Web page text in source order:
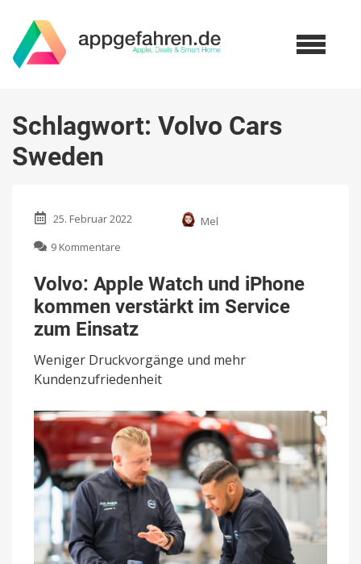
Schlagwort: Volvo Cars
Sweden
25. Februar 2022
Mel
9 Kommentare
Apple
Watch
und
iPhone
kommen
verstärkt
im
Service
Einsatz
Volvo: Apple Watch und iPhone
kommen verstärkt im Service
zum Einsatz
Weniger Druckvorgänge und mehr
Kundenzufriedenheit